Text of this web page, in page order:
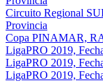
Circuito Regional
Provincia
Copa PINAMAR,
LigaPRO 2019,
LigaPRO 2019,
LigaPRO 2019,